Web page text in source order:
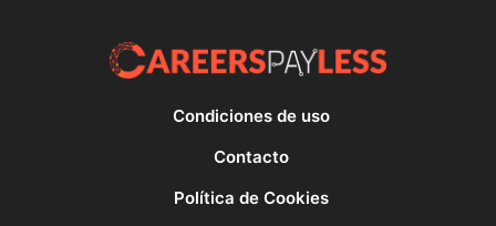
Condiciones de uso
Contacto
Política de Cookies